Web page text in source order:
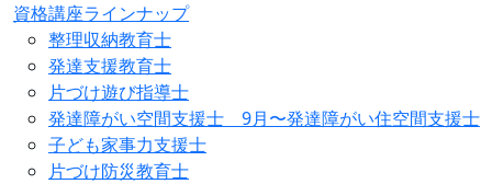
資格講座ラインナップ
整理収納教育士
発達支援教育士
片づけ遊び指導士
発達障がい空間支援士 9月〜発達障がい住空間支援士
子ども家事力支援士
片づけ防災教育士